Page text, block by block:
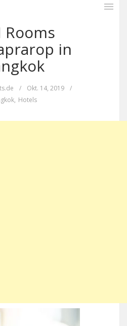
Rooms
in
/ Okt. 14, 2019
/
, Hotels